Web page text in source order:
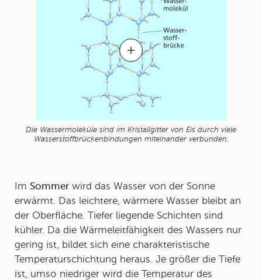
Die Wassermoleküle sind im Kristallgitter von Eis durch viele
Wasserstoffbrückenbindungen miteinander verbunden.
Im Sommer wird das Wasser von der Sonne
erwärmt. Das leichtere, wärmere Wasser bleibt an
der Oberfläche. Tiefer liegende Schichten sind
kühler. Da die Wärmeleitfähigkeit des Wassers nur
gering ist, bildet sich eine charakteristische
Temperaturschichtung heraus. Je größer die Tiefe
ist, umso niedriger wird die Temperatur des